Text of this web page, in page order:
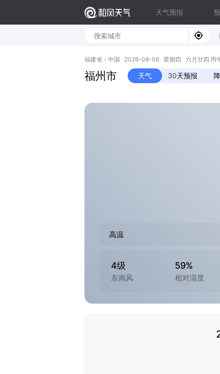
天气预报
福建省 - 中国 2026-08-06 星期四 六月廿四 丙
福州市 天气 30天预报
高温
4级
东南风
59%
相对湿度